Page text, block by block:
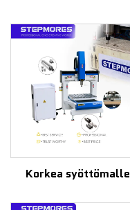
Korkea syöttömalle